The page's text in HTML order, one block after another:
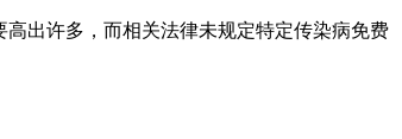
出许多，而相关法律未规定特定传染病免费